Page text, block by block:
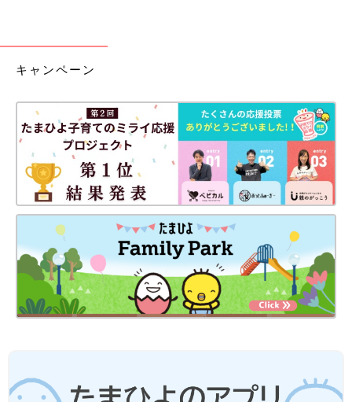
マー・まぼさん連
サミットへ～児童館
場！？
キャンペーン